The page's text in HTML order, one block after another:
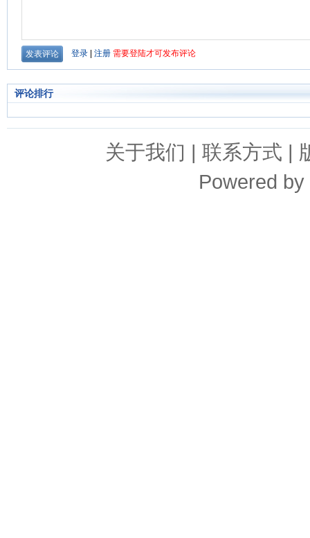
评论排行
关于我们 | 联系方式 |
Powered by